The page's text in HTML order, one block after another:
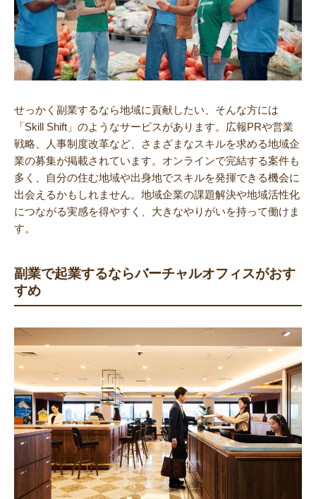
せっかく副業するなら地域に貢献したい、そんな方には
「Skill Shift」のようなサービスがあります。広報PRや営業
戦略、人事制度改革など、さまざまなスキルを求める地域企
業の募集が掲載されています。オンラインで完結する案件も
多く、自分の住む地域や出身地でスキルを発揮できる機会に
出会えるかもしれません。地域企業の課題解決や地域活性化
につながる実感を得やすく、大きなやりがいを持って働けま
す。
副業で起業するならバーチャルオフィスがおす
すめ